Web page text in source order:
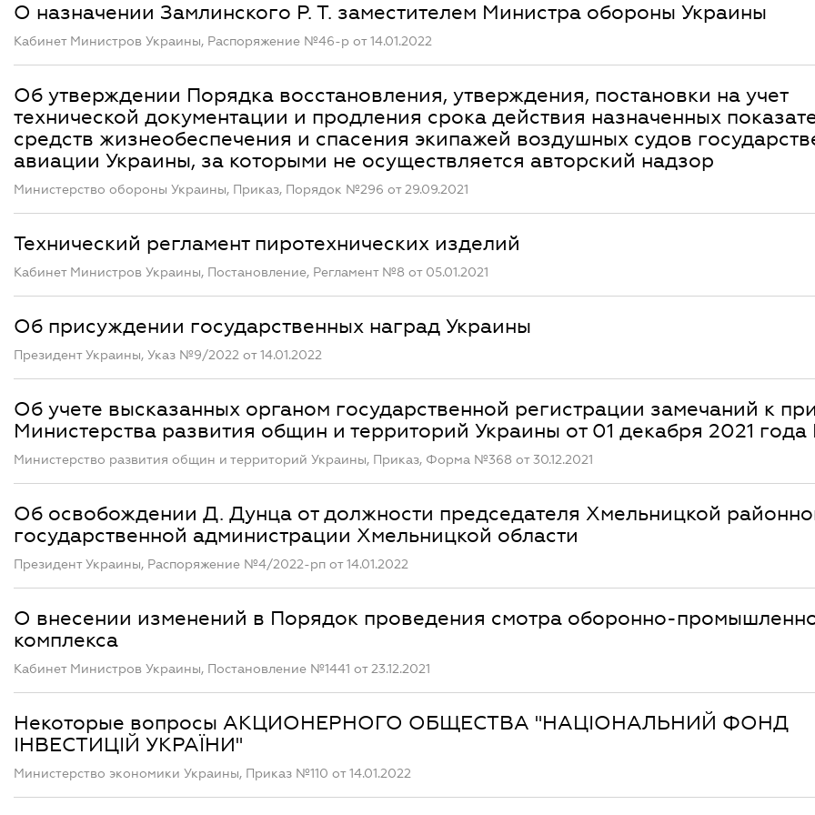
О назначении Замлинского Р. Т. заместителем Министра обороны Украины
Кабинет Министров Украины, Распоряжение №46-р от 14.01.2022
Об утверждении Порядка воcстановления, утверждения, постановки на учет
технической документации и продления срока действия назначенных
средств жизнеобеспечения и спасения экипажей воздушных судов
авиации Украины, за которыми не осуществляется авторский надзор
Министерство обороны Украины, Приказ, Порядок №296 от 29.09.2021
Технический регламент пиротехнических изделий
Кабинет Министров Украины, Постановление, Регламент №8 от 05.01.2021
Об присуждении государственных наград Украины
Президент Украины, Указ №9/2022 от 14.01.2022
Об учете высказанных органом государственной регистрации замечаний к
Министерства развития общин и территорий Украины от 01 декабря 2021 года
Министерство развития общин и территорий Украины, Приказ, Форма №368 от 30.12.2021
Об освобождении Д. Дунца от должности председателя Хмельницкой
государственной администрации Хмельницкой области
Президент Украины, Распоряжение №4/2022-рп от 14.01.2022
О внесении изменений в Порядок проведения смотра оборонно-
комплекса
Кабинет Министров Украины, Постановление №1441 от 23.12.2021
Некоторые вопросы АКЦИОНЕРНОГО ОБЩЕСТВА "НАЦІОНАЛЬНИЙ ФОНД
ІНВЕСТИЦІЙ УКРАЇНИ"
Министерство экономики Украины, Приказ №110 от 14.01.2022